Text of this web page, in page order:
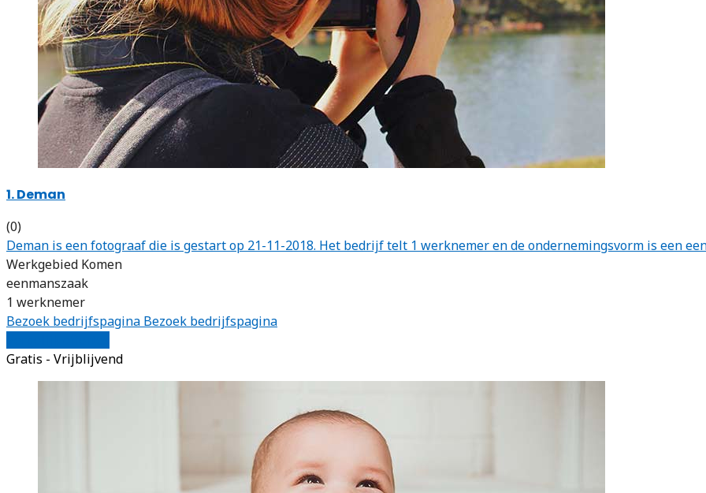
1. Deman
(0)
Deman is een fotograaf die is gestart op 21-11-2018. Het bedrijf telt 1 werknemer en de ondernemingsvorm is een
Werkgebied Komen
eenmanszaak
1 werknemer
Bezoek bedrijfspagina Bezoek bedrijfspagina
Gratis - Vrijblijvend